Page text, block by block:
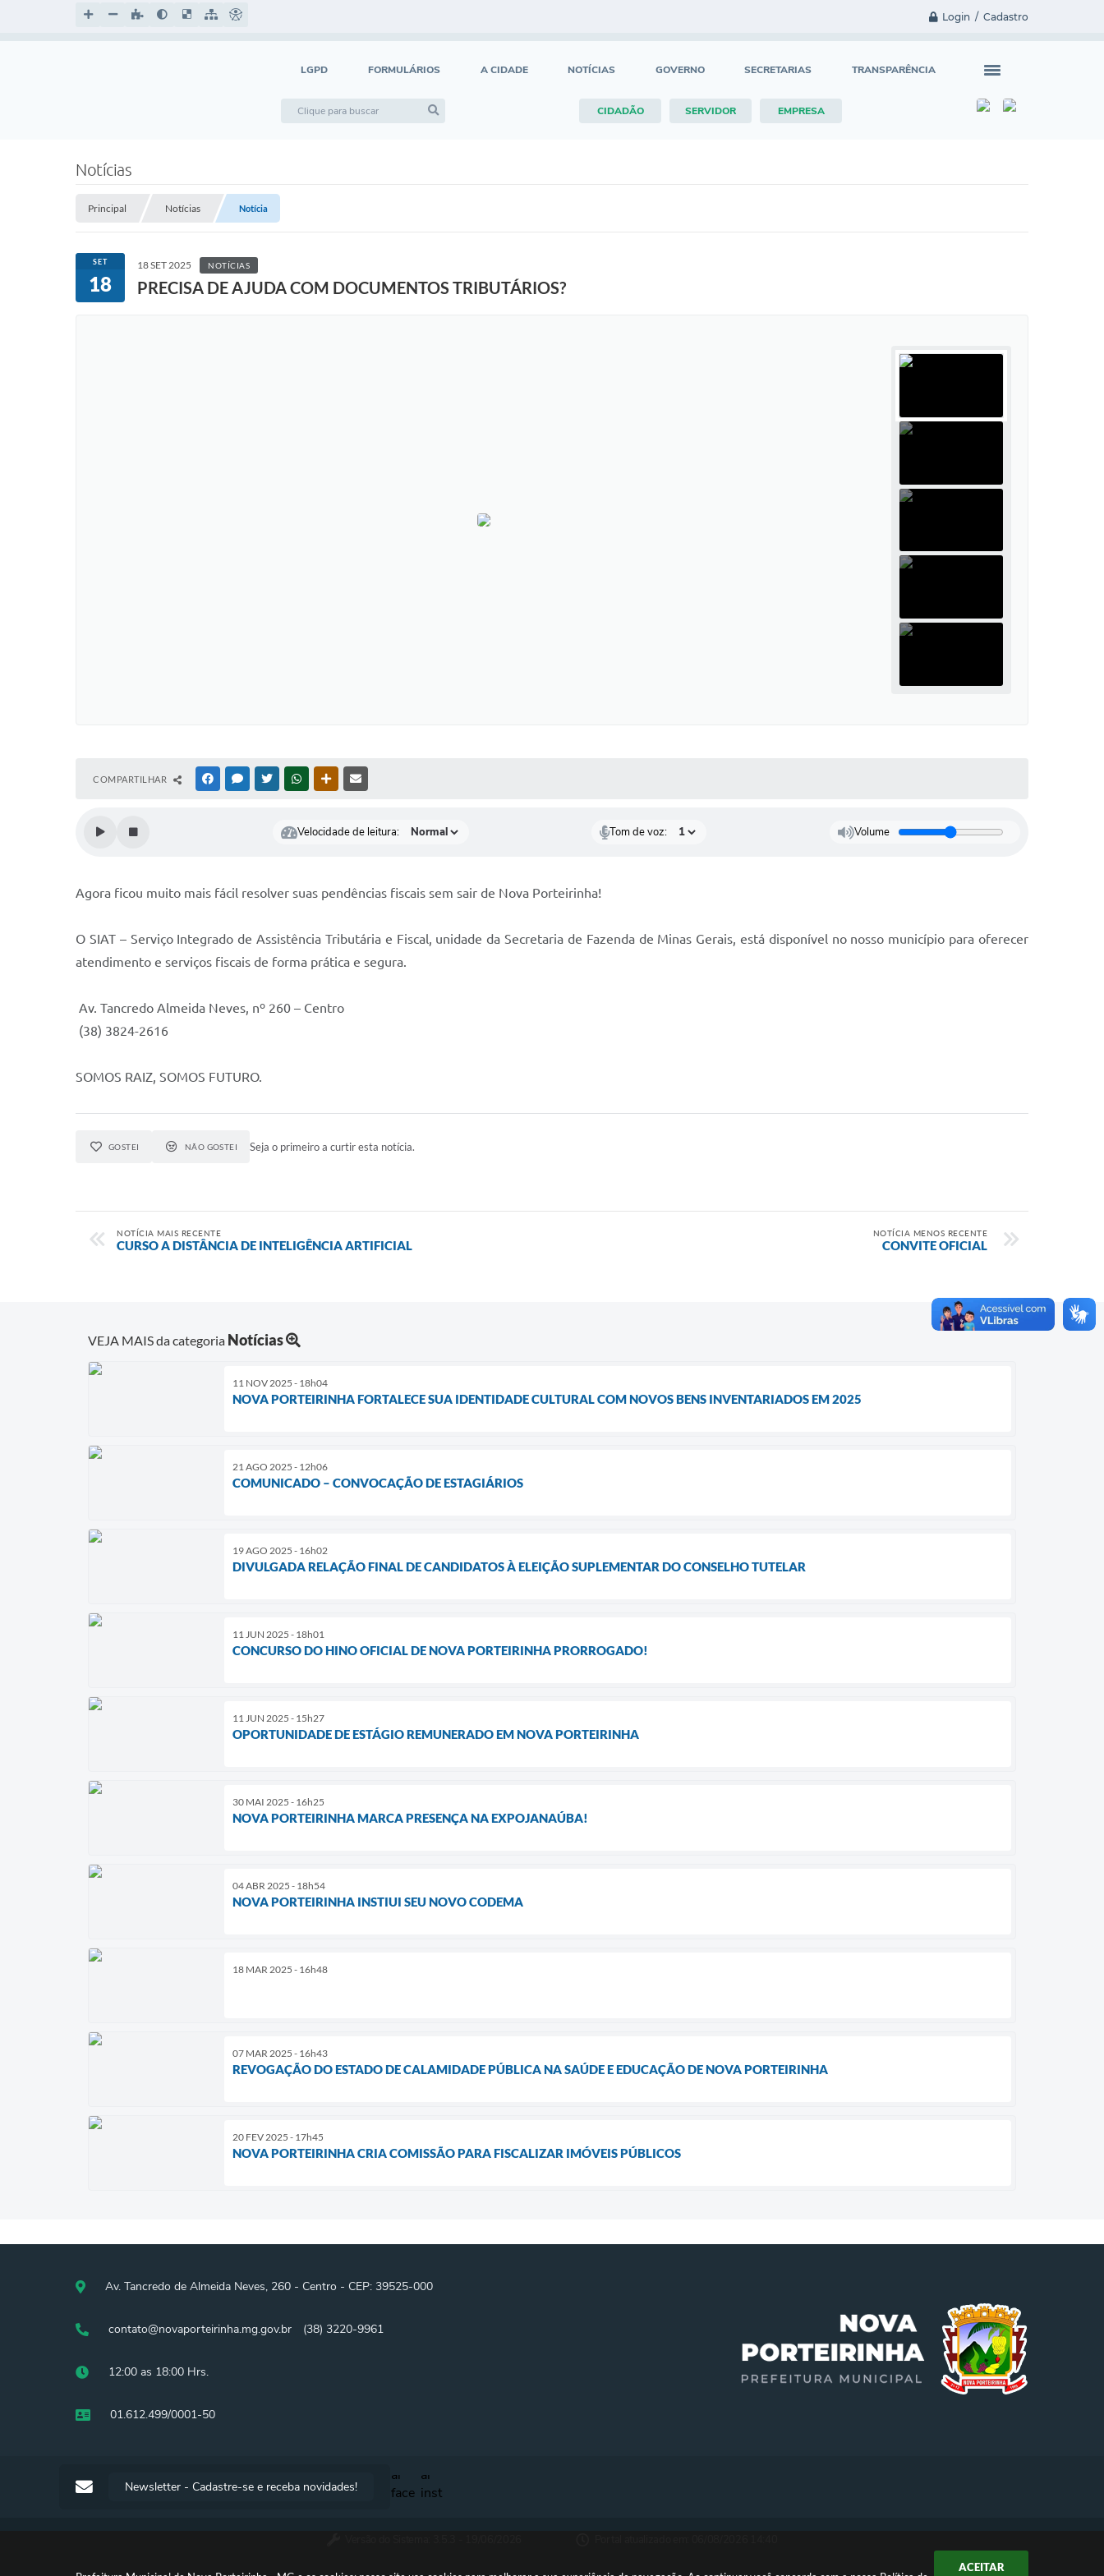
ACEITAR
Login / Cadastro
LGPD FORMULÁRIOS A CIDADE NOTÍCIAS GOVERNO SECRETARIAS TRANSPARÊNCIA
CIDADÃO SERVIDOR EMPRESA
Notícias
Principal Notícias Notícia
SET
18
18 SET 2025 NOTÍCIAS
PRECISA DE AJUDA COM DOCUMENTOS TRIBUTÁRIOS?
COMPARTILHAR FACEBOOKMESSENGER
TWITTERWHATSAPPOUTRAS MÍDIAS
Velocidade de leitura: Tom de voz: Volume
Agora ficou muito mais fácil resolver suas pendências fiscais sem sair de Nova Porteirinha!
O SIAT – Serviço Integrado de Assistência Tributária e Fiscal, unidade da Secretaria de Fazenda de Minas Gerais, está disponível no nosso município para oferecer
atendimento e serviços fiscais de forma prática e segura.
Av. Tancredo Almeida Neves, nº 260 – Centro
(38) 3824-2616
SOMOS RAIZ, SOMOS FUTURO.
GOSTEI NÃO GOSTEI Seja o primeiro a curtir esta notícia.
NOTÍCIA MAIS RECENTE
CURSO A DISTÂNCIA DE INTELIGÊNCIA ARTIFICIAL
NOTÍCIA MENOS RECENTE
CONVITE OFICIAL
VEJA MAIS da categoria Notícias
11 NOV 2025 - 18h04
NOVA PORTEIRINHA FORTALECE SUA IDENTIDADE CULTURAL COM NOVOS BENS INVENTARIADOS EM 2025
21 AGO 2025 - 12h06
COMUNICADO – CONVOCAÇÃO DE ESTAGIÁRIOS
19 AGO 2025 - 16h02
DIVULGADA RELAÇÃO FINAL DE CANDIDATOS À ELEIÇÃO SUPLEMENTAR DO CONSELHO TUTELAR
11 JUN 2025 - 18h01
CONCURSO DO HINO OFICIAL DE NOVA PORTEIRINHA PRORROGADO!
11 JUN 2025 - 15h27
OPORTUNIDADE DE ESTÁGIO REMUNERADO EM NOVA PORTEIRINHA
30 MAI 2025 - 16h25
NOVA PORTEIRINHA MARCA PRESENÇA NA EXPOJANAÚBA!
04 ABR 2025 - 18h54
NOVA PORTEIRINHA INSTIUI SEU NOVO CODEMA
18 MAR 2025 - 16h48
07 MAR 2025 - 16h43
REVOGAÇÃO DO ESTADO DE CALAMIDADE PÚBLICA NA SAÚDE E EDUCAÇÃO DE NOVA PORTEIRINHA
20 FEV 2025 - 17h45
NOVA PORTEIRINHA CRIA COMISSÃO PARA FISCALIZAR IMÓVEIS PÚBLICOS
Av. Tancredo de Almeida Neves, 260 - Centro - CEP: 39525-000
contato@novaporteirinha.mg.gov.br (38) 3220-9961
12:00 as 18:00 Hrs.
01.612.499/0001-50
Newsletter - Cadastre-se e receba novidades!